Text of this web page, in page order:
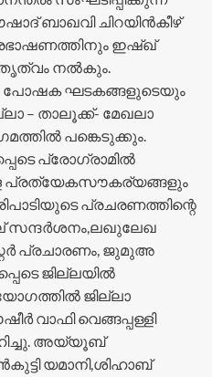
ബാഖവി ചിറയിൻകീഴ്
ഇഷ്ഖ്
നൽകും.
പോഷക ഘടകങ്ങളുടെയും
– താലൂക്ക്- മേഖലാ
പങ്കെടുക്കും.
പ്രോഗ്രാമിൽ
പ്രത്യേകസൗകര്യങ്ങളും
പ്രചരണത്തിന്റെ
സന്ദർശനം,ലഖുലേഖ
പ്രചാരണം, ജുമുഅ
ജില്ലയിൽ
യോഗത്തിൽ ജില്ലാ
വാഫി വെങ്ങപ്പള്ളി
അയ്യൂബ്
യമാനി,ശിഹാബ്